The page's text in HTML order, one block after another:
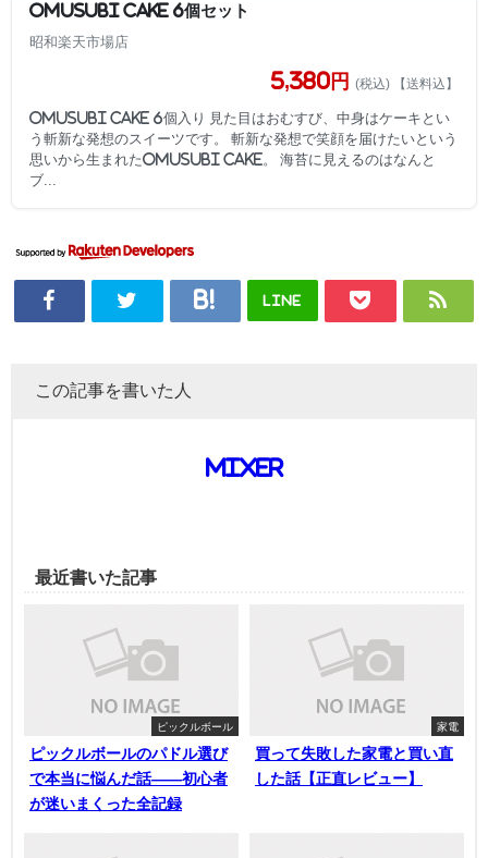
OMUSUBI cake 6個セット
昭和楽天市場店
5,380円 (税込) 【送料込】
OMUSUBI cake 6個入り 見た目はおむすび、中身はケーキとい
う斬新な発想のスイーツです。 斬新な発想で笑顔を届けたいという
思いから生まれたOMUSUBI cake。 海苔に見えるのはなんと
ブ...
LINE
この記事を書いた人
mixer
最近書いた記事
ピックルボール
ピックルボールのパドル選び
で本当に悩んだ話——初心者
が迷いまくった全記録
家電
買って失敗した家電と買い直
した話【正直レビュー】